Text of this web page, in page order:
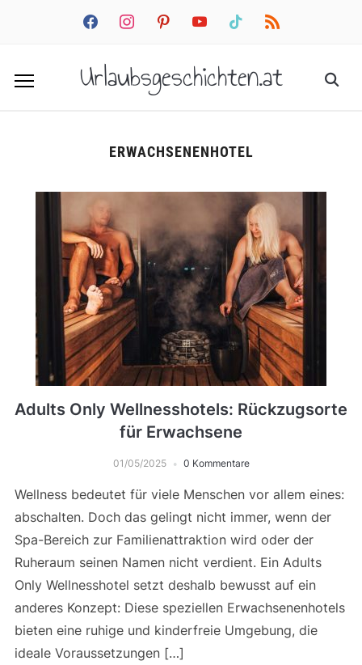
facebookinstagrampinterestyoutube tiktok rss
Urlaubsgeschichten.at
ERWACHSENENHOTEL
Adults Only Wellnesshotels: Rückzugsorte
für Erwachsene
01/05/2025 0 Kommentare
Wellness bedeutet für viele Menschen vor allem eines:
abschalten. Doch das gelingt nicht immer, wenn der
Spa-Bereich zur Familienattraktion wird oder der
Ruheraum seinen Namen nicht verdient. Ein Adults
Only Wellnesshotel setzt deshalb bewusst auf ein
anderes Konzept: Diese speziellen Erwachsenenhotels
bieten eine ruhige und kinderfreie Umgebung, die
ideale Voraussetzungen […]